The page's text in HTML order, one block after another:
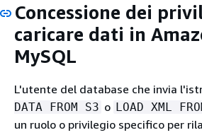
Concessione dei
caricare dati in
MySQL
L'utente del database che invia
DATA FROM S3 o LOAD XML
un ruolo o privilegio specifico per